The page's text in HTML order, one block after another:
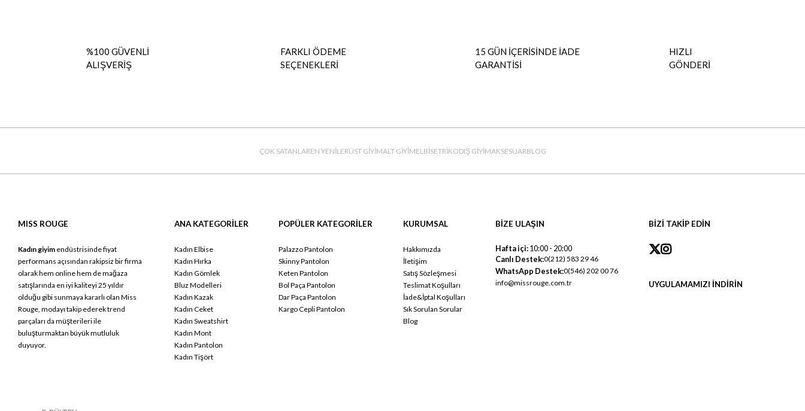
%100 GÜVENLİ
ALIŞVERİŞ
FARKLI ÖDEME
SEÇENEKLERİ
15 GÜN İÇERİSİNDE İADE
GARANTİSİ
HIZLI
GÖNDERİ
ÇOK SATANLAREN YENİLERÜST GİYİMALT GİYİMELBİSETRİKODIŞ GİYİMAKSESUARBLOG
MISS ROUGE
Kadın giyim endüstrisinde fiyat
performans açısından rakipsiz bir firma
olarak hem online hem de mağaza
satışlarında en iyi kaliteyi 25 yıldır
olduğu gibi sunmaya kararlı olan Miss
Rouge, modayı takip ederek trend
parçaları da müşterileri ile
buluşturmaktan büyük mutluluk
duyuyor.
ANA KATEGORİLER
Kadın Elbise
Kadın Hırka
Kadın Gömlek
Bluz Modelleri
Kadın Kazak
Kadın Ceket
Kadın Sweatshirt
Kadın Mont
Kadın Pantolon
Kadın Tişört
POPÜLER KATEGORİLER
Palazzo Pantolon
Skinny Pantolon
Keten Pantolon
Bol Paça Pantolon
Dar Paça Pantolon
Kargo Cepli Pantolon
KURUMSAL
Hakkımızda
İletişim
Satış Sözleşmesi
Teslimat Koşulları
İade&İptal Koşulları
Sık Sorulan Sorular
Blog
BİZE ULAŞIN
Hafta içi:10:00 - 20:00
Canlı Destek:0(212) 583 29 46
WhatsApp Destek:0(546) 202 00 76
info@missrouge.com.tr
BİZİ TAKİP EDİN
UYGULAMAMIZI İNDİRİN